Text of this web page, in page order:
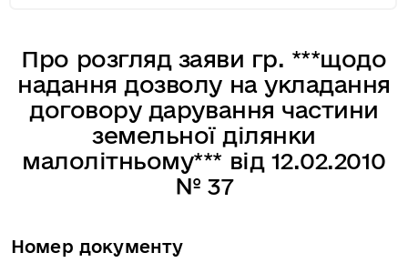
Про розгляд заяви гр. ***щодо
надання дозволу на укладання
договору дарування частини
земельної ділянки
малолітньому*** від 12.02.2010
№ 37
Номер документу